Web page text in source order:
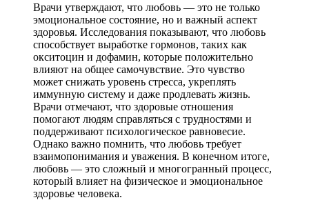
Врачи утверждают, что любовь — это не только
эмоциональное состояние, но и важный аспект
здоровья. Исследования показывают, что любовь
способствует выработке гормонов, таких как
окситоцин и дофамин, которые положительно
влияют на общее самочувствие. Это чувство
может снижать уровень стресса, укреплять
иммунную систему и даже продлевать жизнь.
Врачи отмечают, что здоровые отношения
помогают людям справляться с трудностями и
поддерживают психологическое равновесие.
Однако важно помнить, что любовь требует
взаимопонимания и уважения. В конечном итоге,
любовь — это сложный и многогранный процесс,
который влияет на физическое и эмоциональное
здоровье человека.